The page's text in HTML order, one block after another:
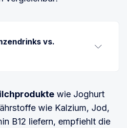
vs.
und kein Cholesterol.
Samen und Nüssen
Fettsäuren.
wie Joghurt
wie Kalzium, Jod,
B12 liefern, empfiehlt die